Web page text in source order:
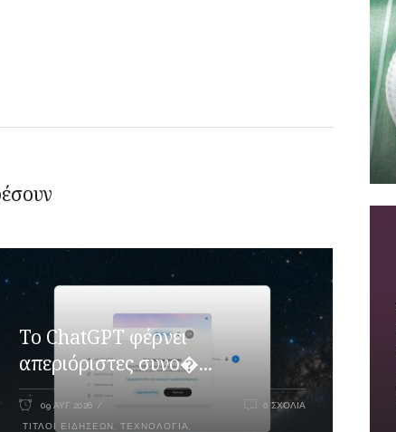
Το ChatGPT φέρνει
απεριόριστες συνο�...
09 ΑΥΓ 2026
ΤΊΤΛΟΙ ΕΙΔΉΣΕΩΝ ΤΕΧΝΟΛΟΓΊΑ
0 ΣΧΌΛΙΑ